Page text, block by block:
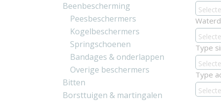
Beenbescherming
Peesbeschermers
Kogelbeschermers
Springschoenen
Bandages & onderlappen
Overige beschermers
Bitten
Borsttuigen & martingalen
Type
Type